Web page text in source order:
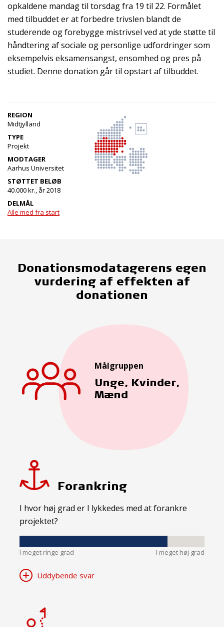
opkaldene mandag til torsdag fra 19 til 22. Formålet
med tilbuddet er at forbedre trivslen blandt de
studerende og forebygge mistrivsel ved at yde støtte til
håndtering af sociale og personlige udfordringer som
eksempelvis eksamensangst, ensomhed og pres på
studiet. Denne donation går til opstart af tilbuddet.
REGION
Midtjylland
TYPE
Projekt
MODTAGER
Aarhus Universitet
STØTTET BELØB
40.000 kr., år 2018
DELMÅL
Alle med fra start
Donationsmodatagerens egen
vurdering af effekten af
donationen
Målgruppen
Unge, Kvinder,
Mænd
Forankring
I hvor høj grad er I lykkedes med at forankre
projektet?
I meget ringe grad I meget høj grad
Uddybende svar